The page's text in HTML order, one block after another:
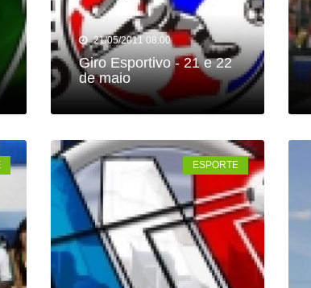
Homem é preso suspeito de importunação
21/05/2011 08:00
Giro Esportivo - 21 e 22
de maio
ESPORTE